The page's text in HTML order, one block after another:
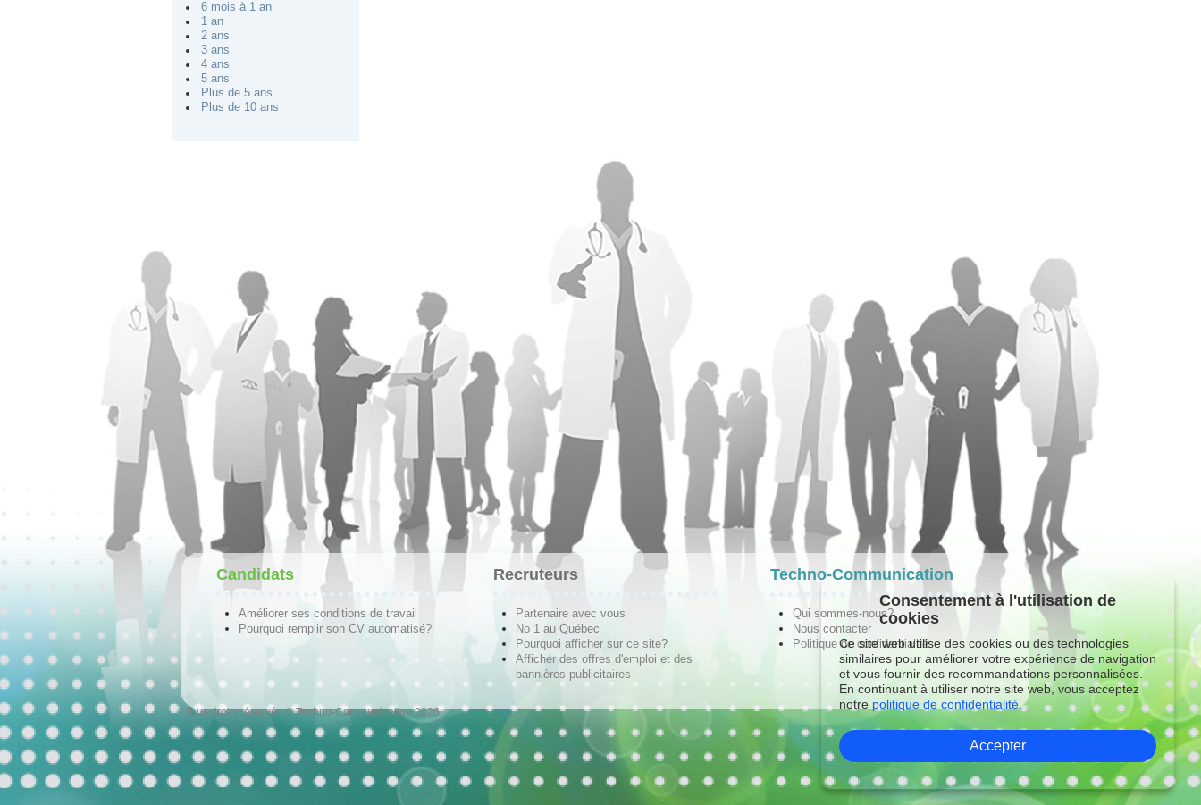
6 mois à 1 an
1 an
2 ans
3 ans
4 ans
5 ans
Plus de 5 ans
Plus de 10 ans
Candidats
Améliorer ses conditions de travail
Pourquoi remplir son CV automatisé?
Recruteurs
Partenaire avec vous
No 1 au Québec
Pourquoi afficher sur ce site?
Afficher des offres d'emploi et des
bannières publicitaires
Techno-Communication
Qui sommes-nous?
Nous contacter
Politique de confidentialité
Tous droits réservés © Techno-Communication 2026
Consentement à l'utilisation de
cookies
Ce site web utilise des cookies ou des technologies
similaires pour améliorer votre expérience de navigation
et vous fournir des recommandations personnalisées.
En continuant à utiliser notre site web, vous acceptez
notre politique de confidentialité.
Accepter